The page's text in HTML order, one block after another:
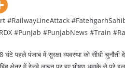
#RailwayLineAttack
#Punjab #PunjabNews #Train
पहले पंजाब में सुरक्षा व्यवस्था को सीधी चुनौती